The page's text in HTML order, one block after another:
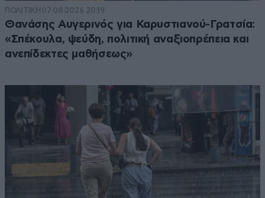
ΠΟΛΙΤΙΚΗ 07·08·2026 20:19
Θανάσης Αυγερινός για Καρυστιανού-Γρατσία:
«Σπέκουλα, ψεύδη, πολιτική αναξιοπρέπεια και
ανεπίδεκτες μαθήσεως»